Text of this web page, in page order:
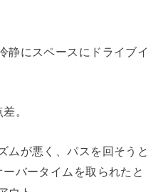
静にスペースにドライブイ
。
ムが悪く、パスを回そうと
バータイムを取られたと